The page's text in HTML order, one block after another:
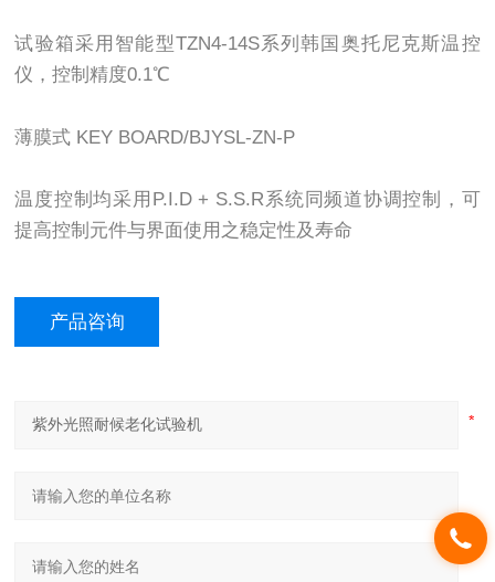
试验箱采用智能型TZN4-14S系列韩国奥托尼克斯温控
仪，控制精度0.1℃
薄膜式 KEY BOARD/BJYSL-ZN-P
温度控制均采用P.I.D + S.S.R系统同频道协调控制，可
提高控制元件与界面使用之稳定性及寿命
产品咨询